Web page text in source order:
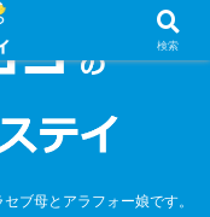
ブ母とアラフォー娘です。
検索